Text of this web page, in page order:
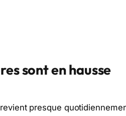
sont en hausse
presque